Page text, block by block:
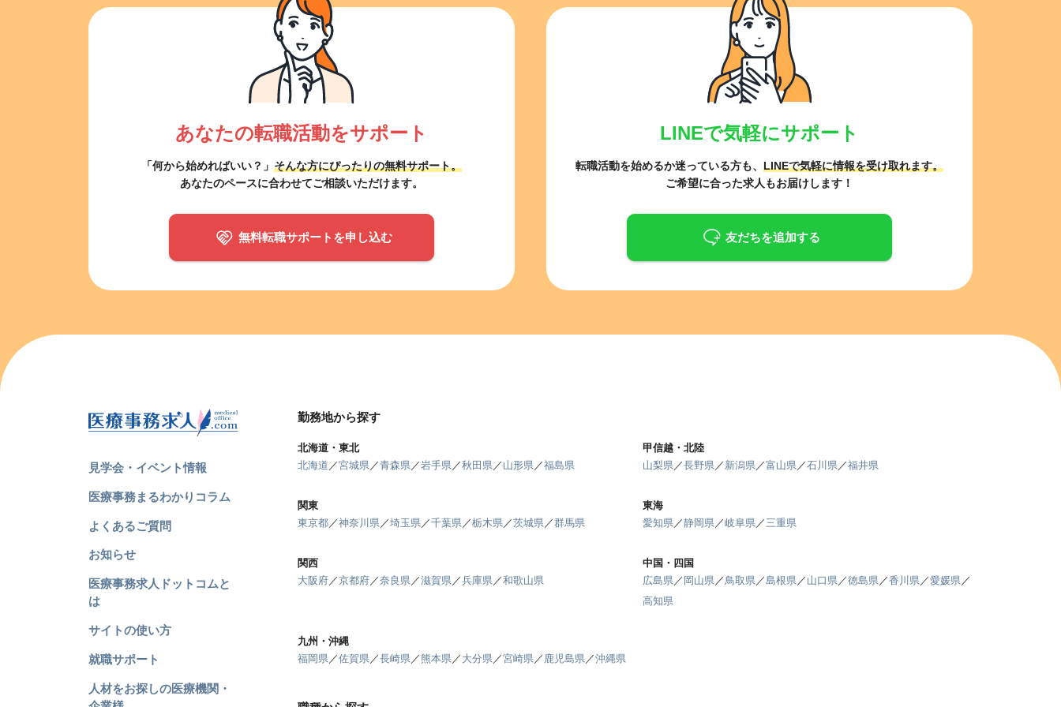
サイトの使い方
就職サポート
人材をお探しの医療機関・企業様
運営会社
あなたの転職活動をサポート
「何から始めればいい？」 そんな方にぴったりの無料サポート。
あなたのペースに合わせてご相談いただけます。
無料転職サポートを申し込む
LINEで気軽にサポート
転職活動を始めるか迷っている方も、 LINEで気軽に情報を受け取れます。
ご希望に合った求人もお届けします！
友だちを追加する
見学会・イベント情報
医療事務まるわかりコラム
よくあるご質問
お知らせ
医療事務求人ドットコムと
は
サイトの使い方
就職サポート
人材をお探しの医療機関・
勤務地から探す
北海道・東北
北海道 ／宮城県／青森県／岩手県／秋田県／ 山形県／福島県
甲信越・北陸
山梨県／長野県／ 新潟県／富山県／石川県／福井県
関東
東京都／神奈川県／埼玉県／千葉県／栃木県／茨城県／群馬県
東海
愛知県／静岡県／岐阜県／三重県
関西
大阪府／京都府／奈良県／滋賀県／兵庫県／和歌山県
中国・四国
広島県／ 岡山県／鳥取県／島根県／ 山口県／徳島県／香川県／愛媛県／
高知県
九州・沖縄
福岡県／佐賀県／長崎県／ 熊本県／ 大分県／宮崎県／ 鹿児島県／沖縄県
該当件数
他の条件を選択